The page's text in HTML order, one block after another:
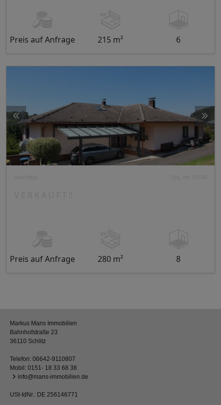
Preis auf Anfrage 215 m² 6
Preis auf Anfrage 280 m² 8
Markus Mans Immobilien
Bahnhofstraße 23
36110 Schlitz
Telefon: 06642-9110807
Mobil: 0151- 18 33 68 38
info@mans-immobilien.de
USt-IdNr.: DE 256146771